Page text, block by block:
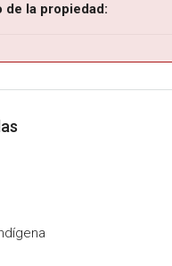
de la propiedad: